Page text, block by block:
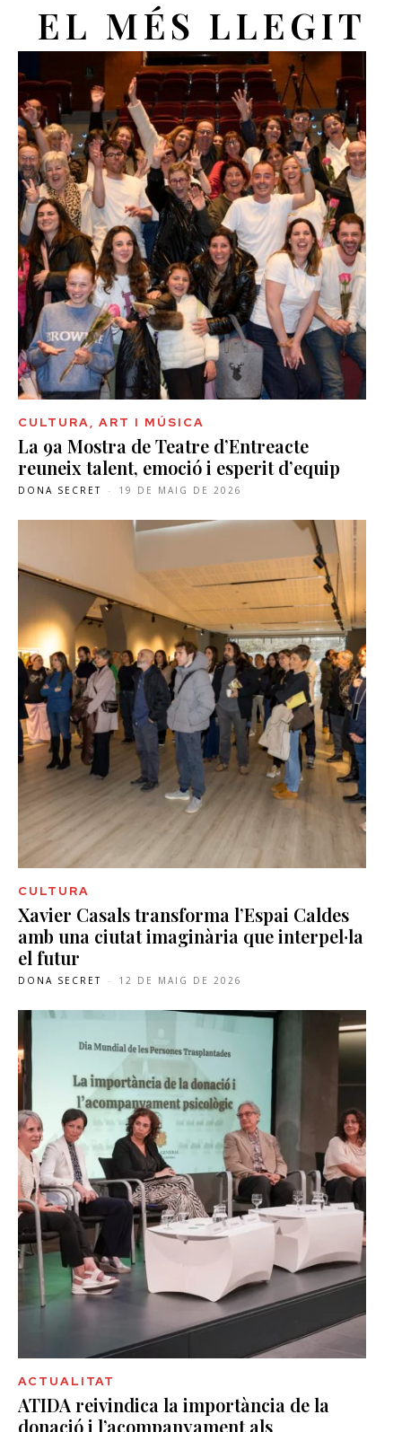
EL MÉS LLEGIT
CULTURA, ART I MÚSICA
La 9a Mostra de Teatre d’Entreacte
reuneix talent, emoció i esperit d’equip
DONA SECRET - 19 DE MAIG DE 2026
CULTURA
Xavier Casals transforma l’Espai Caldes
amb una ciutat imaginària que interpel·la
el futur
DONA SECRET - 12 DE MAIG DE 2026
ACTUALITAT
ATIDA reivindica la importància de la
donació i l’acompanyament als